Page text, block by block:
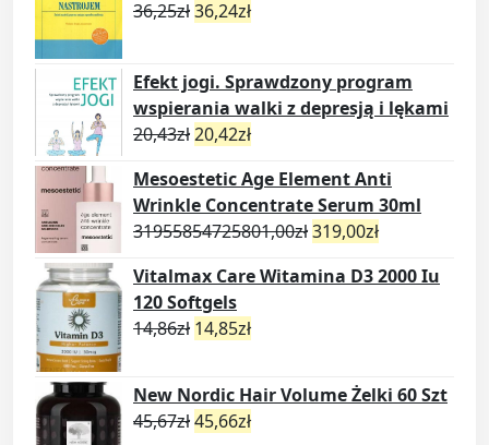
36,25zł36,24zł
Efekt jogi. Sprawdzony program
wspierania walki z depresją i lękami
20,43zł20,42zł
Mesoestetic Age Element Anti
Wrinkle Concentrate Serum 30ml
31955854725801,00zł319,00zł
Vitalmax Care Witamina D3 2000 Iu
120 Softgels
14,86zł 14,85zł
New Nordic Hair Volume Żelki 60 Szt
45,67zł45,66zł